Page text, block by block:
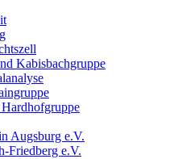
Kabisbachgruppe
Augsburg e.V.
Friedberg e.V.